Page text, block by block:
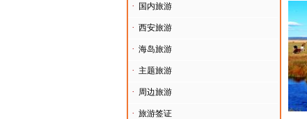
· 国内旅游
· 西安旅游
· 海岛旅游
· 主题旅游
· 周边旅游
· 旅游签证